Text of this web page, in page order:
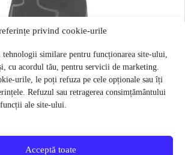
privind cookie-urile
similare pentru funcționarea site-ului,
cu acordul tău, pentru servicii de marketing.
urile, le poți refuza pe cele opționale sau îți
Refuzul sau retragerea consimțământului
ale site-ului.
Acceptă toate